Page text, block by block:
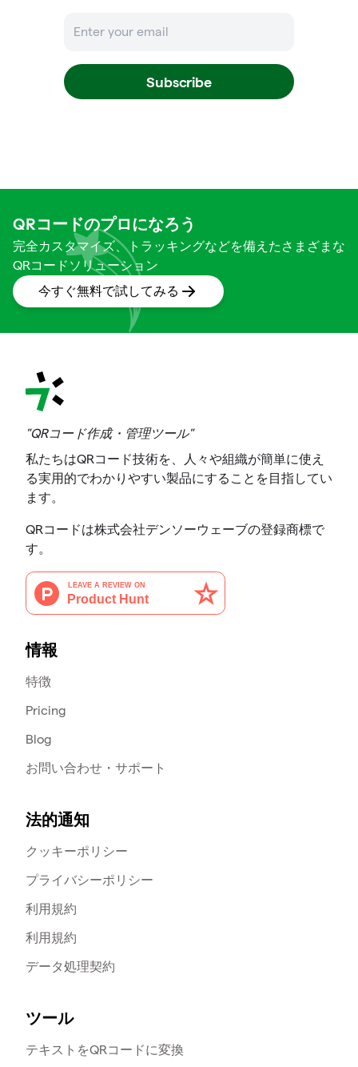
Subscribe
QRコードのプロになろう
完全カスタマイズ、トラッキングなどを備えたさまざまな
QRコードソリューション
今すぐ無料で試してみる
"QRコード作成・管理ツール"
私たちはQRコード技術を、人々や組織が簡単に使え
る実用的でわかりやすい製品にすることを目指してい
ます。
QRコードは株式会社デンソーウェーブの登録商標で
す。
情報
特徴
Pricing
Blog
お問い合わせ・サポート
法的通知
クッキーポリシー
プライバシーポリシー
利用規約
利用規約
データ処理契約
ツール
テキストをQRコードに変換